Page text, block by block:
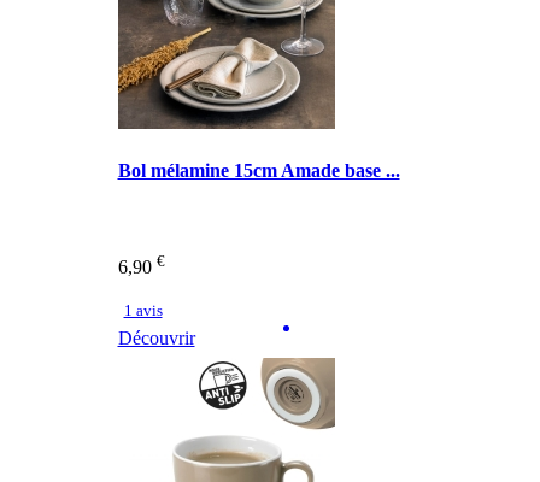
Bol mélamine 15cm Amade base ...
6,90 €
1 avis
Découvrir